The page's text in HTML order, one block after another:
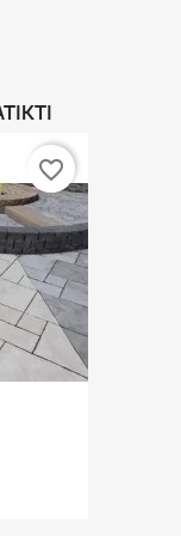
favorite_border